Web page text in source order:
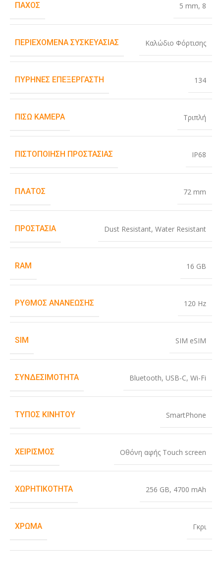
ΠΆΧΟΣ 5 mm, 8
ΠΕΡΙΕΧΌΜΕΝΑ ΣΥΣΚΕΥΑΣΊΑΣ Καλώδιο Φόρτισης
ΠΥΡΉΝΕΣ ΕΠΕΞΕΡΓΑΣΤΉ 134
ΠΊΣΩ ΚΆΜΕΡΑ Τριπλή
ΠΙΣΤΟΠΟΊΗΣΗ ΠΡΟΣΤΑΣΊΑΣ IP68
ΠΛΆΤΟΣ 72 mm
ΠΡΟΣΤΑΣΊΑ Dust Resistant, Water Resistant
RAM 16 GB
ΡΥΘΜΌΣ ΑΝΑΝΈΩΣΗΣ 120 Hz
SIM SIM eSIM
ΣΥΝΔΕΣΙΜΌΤΗΤΑ Bluetooth, USB-C, Wi-Fi
ΤΎΠΟΣ ΚΙΝΗΤΟΎ SmartPhone
ΧΕΙΡΙΣΜΌΣ Οθόνη αφής Touch screen
ΧΩΡΗΤΙΚΌΤΗΤΑ 256 GB, 4700 mAh
ΧΡΏΜΑ Γκρι